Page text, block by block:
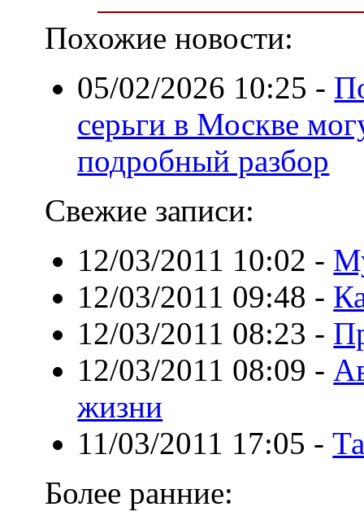
Похожие новости:
05/02/2026 10:25 -
серьги в Москве
подробный разбор
Свежие записи:
12/03/2011 10:02 -
12/03/2011 09:48 -
12/03/2011 08:23 -
12/03/2011 08:09 -
жизни
11/03/2011 17:05 -
Более ранние: